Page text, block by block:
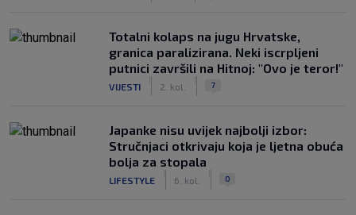
Totalni kolaps na jugu Hrvatske,
granica paralizirana. Neki iscrpljeni
putnici završili na Hitnoj: "Ovo je teror!"
VIJESTI 2. kol. 7
Japanke nisu uvijek najbolji izbor:
Stručnjaci otkrivaju koja je ljetna obuća
bolja za stopala
LIFESTYLE 6. kol. 0